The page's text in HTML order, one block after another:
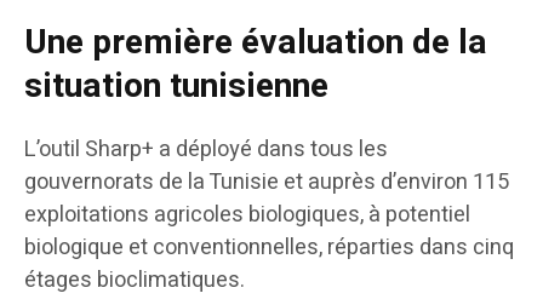
Une première évaluation de la
situation tunisienne
L’outil Sharp+ a déployé dans tous les
gouvernorats de la Tunisie et auprès d’environ 115
exploitations agricoles biologiques, à potentiel
biologique et conventionnelles, réparties dans cinq
étages bioclimatiques.